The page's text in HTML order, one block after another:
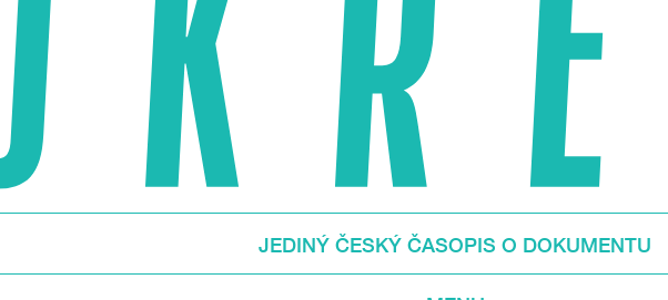
JEDINÝ ČESKÝ ČASOPIS O DOKUMENTU